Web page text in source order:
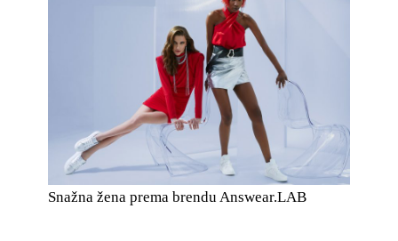
Snažna žena prema brendu Answear.LAB